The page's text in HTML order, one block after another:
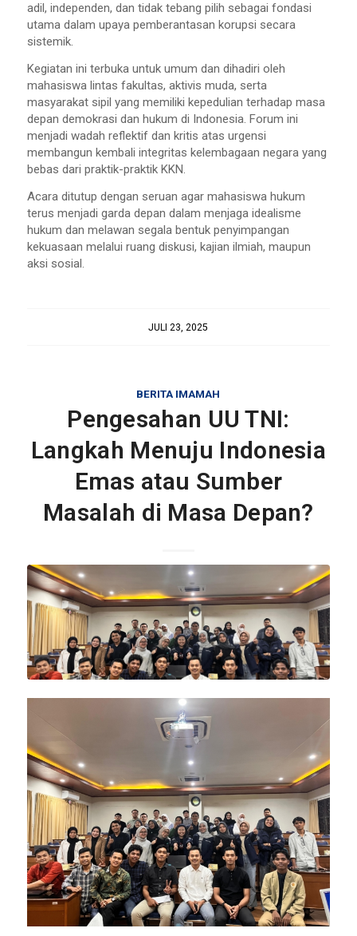
adil, independen, dan tidak tebang pilih sebagai fondasi
utama dalam upaya pemberantasan korupsi secara
sistemik.
Kegiatan ini terbuka untuk umum dan dihadiri oleh
mahasiswa lintas fakultas, aktivis muda, serta
masyarakat sipil yang memiliki kepedulian terhadap masa
depan demokrasi dan hukum di Indonesia. Forum ini
menjadi wadah reflektif dan kritis atas urgensi
membangun kembali integritas kelembagaan negara yang
bebas dari praktik-praktik KKN.
Acara ditutup dengan seruan agar mahasiswa hukum
terus menjadi garda depan dalam menjaga idealisme
hukum dan melawan segala bentuk penyimpangan
kekuasaan melalui ruang diskusi, kajian ilmiah, maupun
aksi sosial.
JULI 23, 2025
BERITA IMAMAH
Pengesahan UU TNI:
Langkah Menuju Indonesia
Emas atau Sumber
Masalah di Masa Depan?